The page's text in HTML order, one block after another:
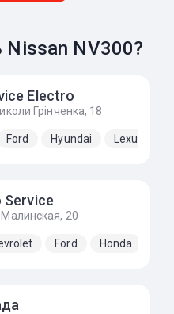
Nissan NV300?
Electro
Грінченка, 18
Ford Hyundai Lexus
Service
20
Ford Honda